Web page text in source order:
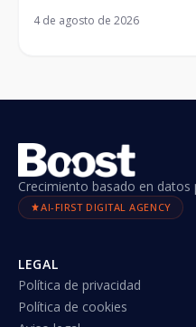
4 de agosto de 2026
Crecimiento basado en datos
AI-FIRST DIGITAL AGENCY
LEGAL
Política de privacidad
Política de cookies